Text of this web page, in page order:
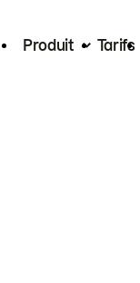
Produit Tarifs